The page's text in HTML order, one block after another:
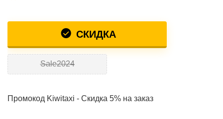
СКИДКА
Sale2024
Промокод Kiwitaxi - Скидка 5% на заказ